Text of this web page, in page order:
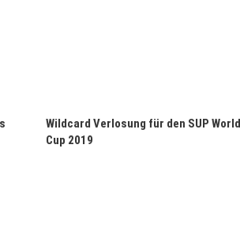
Wildcard Verlosung für den SUP World
Cup 2019